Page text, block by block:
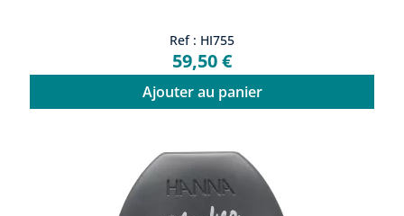
Ref : HI755
59,50 €
Ajouter au panier